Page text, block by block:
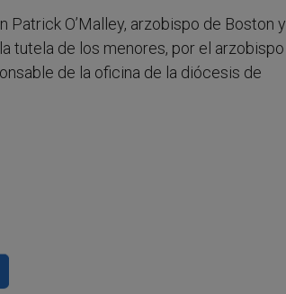
O’Malley, arzobispo de Boston y
tutela de los menores, por el arzobispo
de la oficina de la diócesis de